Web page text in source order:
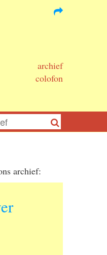
archief
colofon
archief: